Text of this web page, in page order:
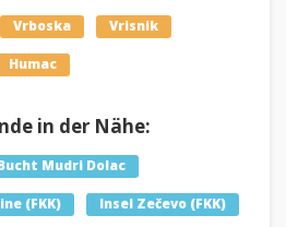
Vrboska Vrisnik
Humac
in der Nähe:
Mudri Dolac
(FKK) Insel Zečevo (FKK)